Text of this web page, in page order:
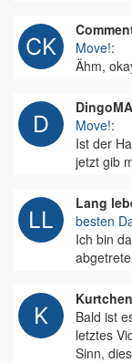
Move!:
Ähm,
Move!:
Ist der
jetzt gib
Lang
besten
Ich bin
Kurtchen
Bald ist
letztes
Sinn,